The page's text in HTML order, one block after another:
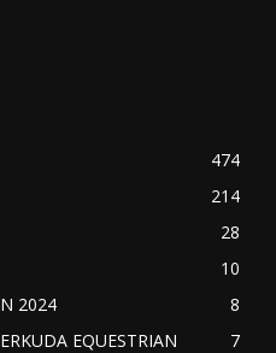
474
214
28
10
2024
8
EQUESTRIAN
7